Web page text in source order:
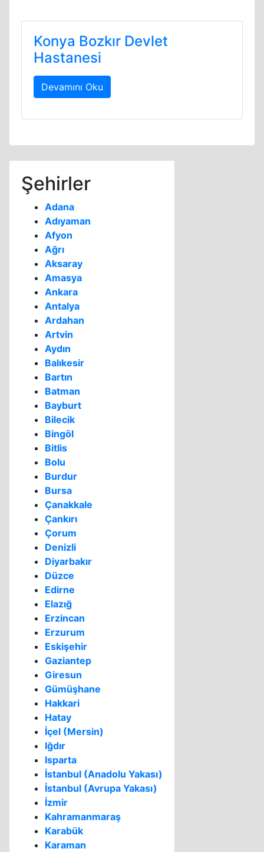
Konya Bozkır Devlet
Hastanesi
Devamını Oku
Şehirler
Adana
Adıyaman
Afyon
Ağrı
Aksaray
Amasya
Ankara
Antalya
Ardahan
Artvin
Aydın
Balıkesir
Bartın
Batman
Bayburt
Bilecik
Bingöl
Bitlis
Bolu
Burdur
Bursa
Çanakkale
Çankırı
Çorum
Denizli
Diyarbakır
Düzce
Edirne
Elazığ
Erzincan
Erzurum
Eskişehir
Gaziantep
Giresun
Gümüşhane
Hakkari
Hatay
İçel (Mersin)
Iğdır
Isparta
İstanbul (Anadolu Yakası)
İstanbul (Avrupa Yakası)
İzmir
Kahramanmaraş
Karabük
Karaman